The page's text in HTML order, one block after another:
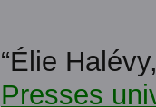
“Élie
Presses